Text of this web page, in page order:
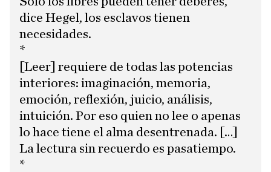
dice Hegel, los esclavos tienen
necesidades.
*
[Leer] requiere de todas las potencias
interiores: imaginación, memoria,
emoción, reflexión, juicio, análisis,
intuición. Por eso quien no lee o apenas
lo hace tiene el alma desentrenada. […]
La lectura sin recuerdo es pasatiempo.
*